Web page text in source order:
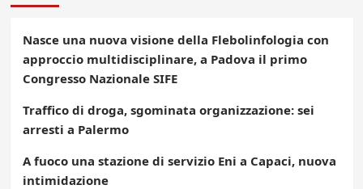
Nasce una nuova visione della Flebolinfologia con
approccio multidisciplinare, a Padova il primo
Congresso Nazionale SIFE
Traffico di droga, sgominata organizzazione: sei
arresti a Palermo
A fuoco una stazione di servizio Eni a Capaci, nuova
intimidazione